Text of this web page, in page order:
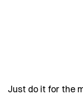
Just do it for the